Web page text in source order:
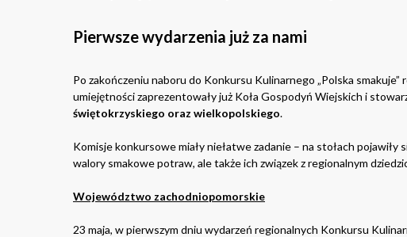
Pierwsze wydarzenia już za nami
Po zakończeniu naboru do Konkursu Kulinarnego „Polska
umiejętności zaprezentowały już Koła Gospodyń Wiejskich i
świętokrzyskiego oraz wielkopolskiego.
Komisje konkursowe miały niełatwe zadanie – na stołach
walory smakowe potraw, ale także ich związek z regionalnym
Województwo zachodniopomorskie
23 maja, w pierwszym dniu wydarzeń regionalnych Konkursu